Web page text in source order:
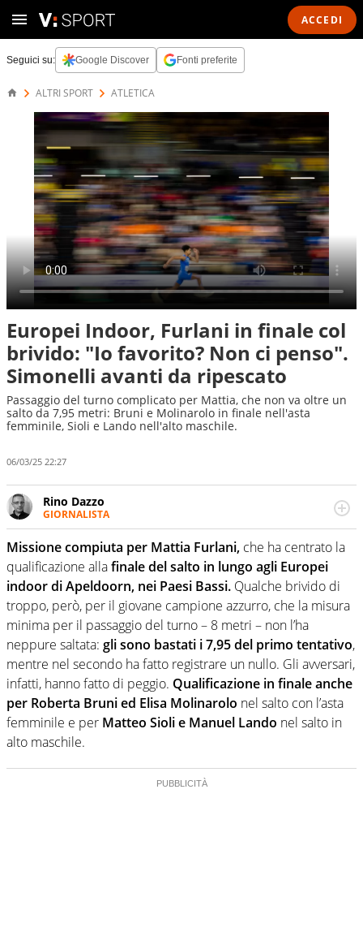
ACCEDI
Seguici su: Google Discover Fonti preferite
ALTRI SPORT ATLETICA
Europei Indoor, Furlani in finale col
brivido: "Io favorito? Non ci penso".
Simonelli avanti da ripescato
Passaggio del turno complicato per Mattia, che non va oltre un
salto da 7,95 metri: Bruni e Molinarolo in finale nell'asta
femminile, Sioli e Lando nell'alto maschile.
06/03/25 22:27
Rino Dazzo
GIORNALISTA
Se mai ci fosse modo di traslare il glossario del calcio in
una nicchia di esperti, lui ne farebbe parte. Non si perde
una svista arbitrale né gli umori social del mondo delle
curve
Missione compiuta per Mattia Furlani, che ha centrato la
qualificazione allafinale del salto in lungo agli Europei
indoor di Apeldoorn, nei Paesi Bassi. Qualche brivido di
troppo, però, per il giovane campione azzurro, che la misura
minima per il passaggio del turno – 8 metri – non l’ha
neppure saltata: gli sono bastati i 7,95 del primo tentativo,
mentre nel secondo ha fatto registrare un nullo. Gli avversari,
infatti, hanno fatto di peggio. Qualificazione in finale anche
per Roberta Bruni ed Elisa Molinarolo nel salto con l’asta
femminile e per Matteo Sioli e Manuel Lando nel salto in
alto maschile.